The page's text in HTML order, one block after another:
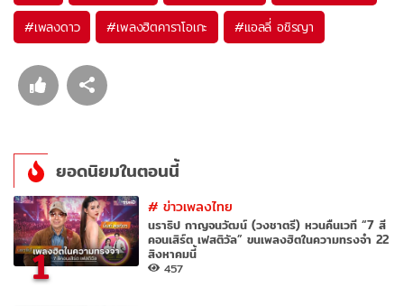
#เพลงดาว #เพลงฮิตคาราโอเกะ #แอลลี่ อชิรญา
ยอดนิยมในตอนนี้
1
#ข่าวเพลงไทย
นราธิป กาญจนวัฒน์ (วงชาตรี) หวนคืนเวที “7 สี
คอนเสิร์ต เฟสติวัล” ขนเพลงฮิตในความทรงจำ 22
สิงหาคมนี้
457